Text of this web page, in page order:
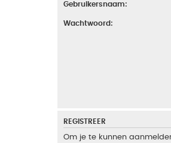
Gebruikersnaam:
Wachtwoord:
REGISTREER
Om je te kunnen